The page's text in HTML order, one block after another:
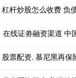
在线证劵融资渠道 中